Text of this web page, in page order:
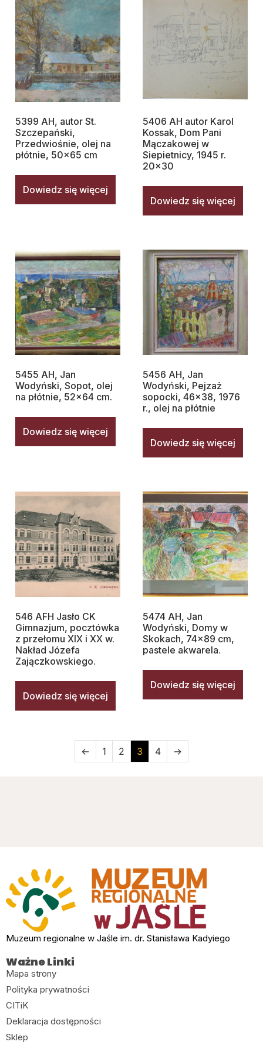
5399 AH, autor St.
Szczepański,
Przedwiośnie, olej na
płótnie, 50×65 cm
Dowiedz się więcej
5406 AH autor Karol
Kossak, Dom Pani
Mączakowej w
Siepietnicy, 1945 r.
20×30
Dowiedz się więcej
5455 AH, Jan
Wodyński, Sopot, olej
na płótnie, 52×64 cm.
Dowiedz się więcej
5456 AH, Jan
Wodyński, Pejzaż
sopocki, 46×38, 1976
r., olej na płótnie
Dowiedz się więcej
546 AFH Jasło CK
Gimnazjum, pocztówka
z przełomu XIX i XX w.
Nakład Józefa
Zajączkowskiego.
Dowiedz się więcej
5474 AH, Jan
Wodyński, Domy w
Skokach, 74×89 cm,
pastele akwarela.
Dowiedz się więcej
← 1 2 3 4 →
Muzeum regionalne w Jaśle im. dr. Stanisława Kadyiego
Ważne Linki
Mapa strony
Polityka prywatności
CITiK
Deklaracja dostępności
Sklep